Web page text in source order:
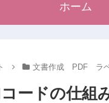
ホーム
文書作成 PDF ラ
ードの仕組